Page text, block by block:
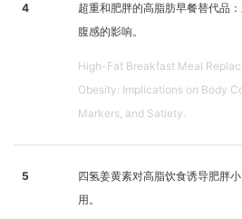
4
超重和肥胖的高脂肪早餐替代品
腹感的影响。
High-Fat Breakfast Meal
Obesity: Implications on Body
Markers, and Satiety.
5
四氢姜黄素对高脂饮食诱导肥胖
用。